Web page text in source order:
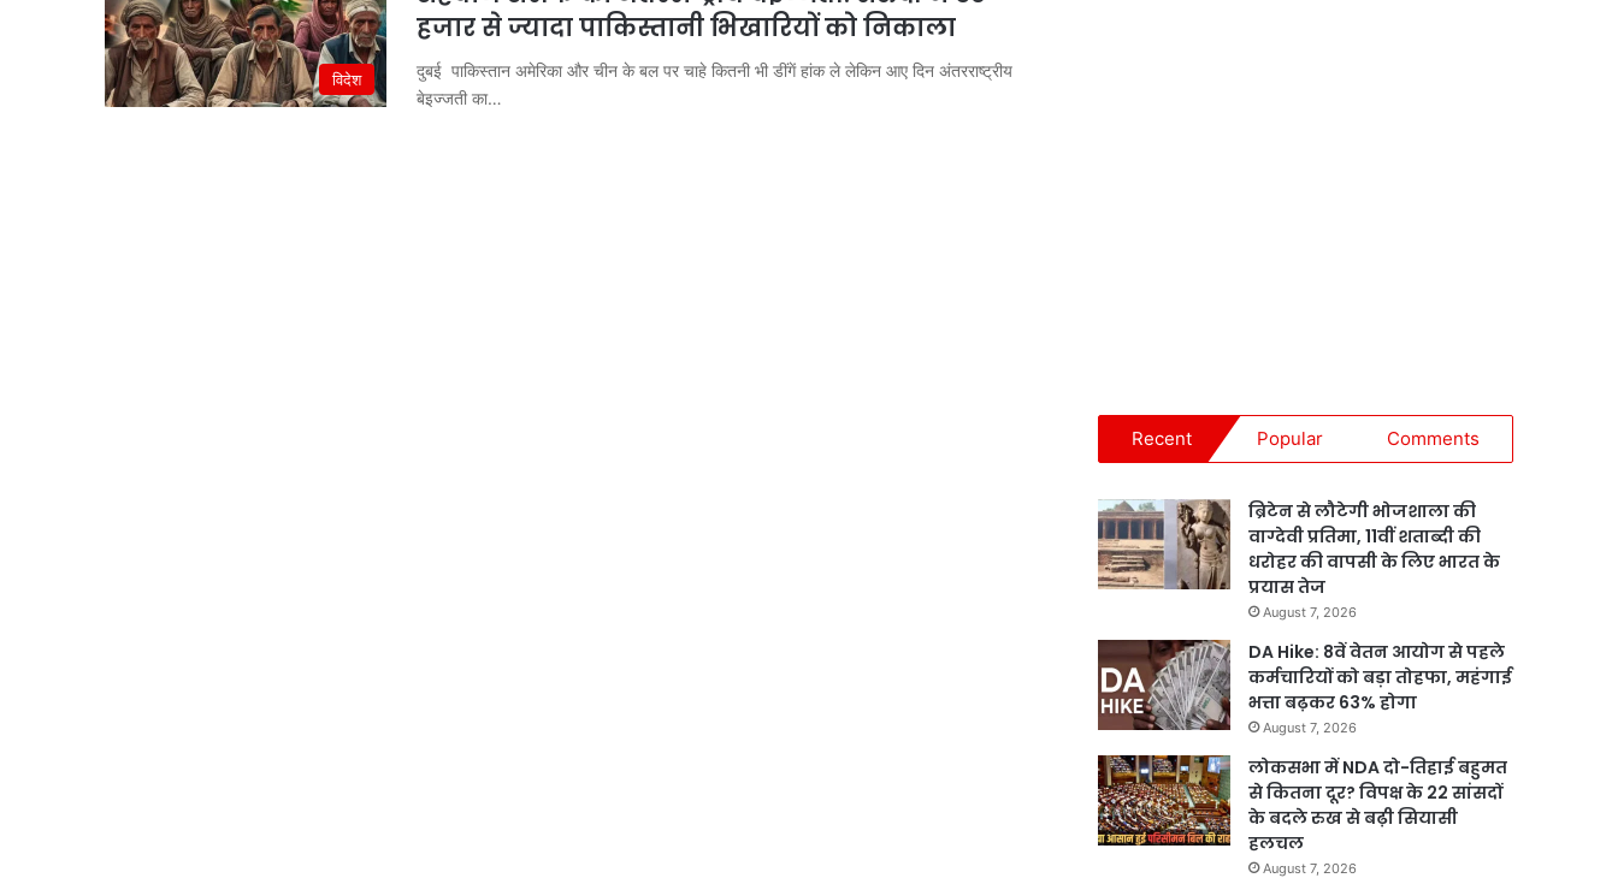
विदेश
हजार से ज्यादा पाकिस्तानी भिखारियों को निकाला
दुबई पाकिस्तान अमेरिका और चीन के बल पर चाहे कितनी भी डींगें हांक ले लेकिन आए दिन अंतरराष्ट्रीय
बेइज्जती का…
Recent Popular Comments
ब्रिटेन से लौटेगी भोजशाला की
वाग्देवी प्रतिमा, 11वीं शताब्दी की
धरोहर की वापसी के लिए भारत के
प्रयास तेज
August 7, 2026
DA Hike: 8वें वेतन आयोग से पहले
कर्मचारियों को बड़ा तोहफा, महंगाई
भत्ता बढ़कर 63% होगा
August 7, 2026
लोकसभा में NDA दो-तिहाई बहुमत
से कितना दूर? विपक्ष के 22 सांसदों
के बदले रुख से बढ़ी सियासी
हलचल
August 7, 2026